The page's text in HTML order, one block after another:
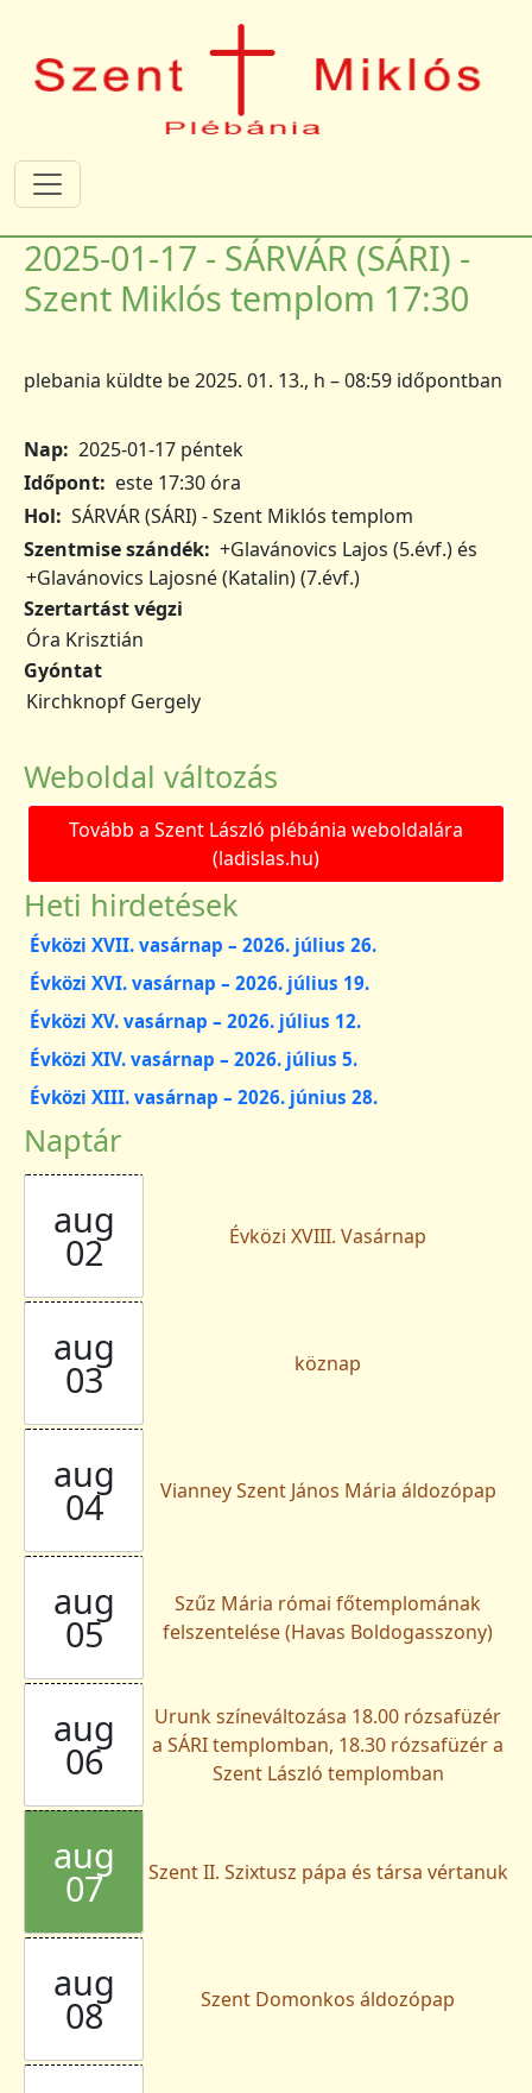
2025-01-17 - SÁRVÁR (SÁRI) -
Szent Miklós templom 17:30
plebania küldte be2025. 01. 13., h – 08:59 időpontban
Nap 2025-01-17 péntek
Időpont
este 17:30 óra
Hol
SÁRVÁR (SÁRI) - Szent Miklós templom
Szentmise szándék +Glavánovics Lajos (5.évf.) és
+Glavánovics Lajosné (Katalin) (7.évf.)
Szertartást végzi
Óra Krisztián
Gyóntat
Kirchknopf Gergely
Weboldal változás
Tovább a Szent László plébánia weboldalára
(ladislas.hu)
Heti hirdetések
Évközi XVII. vasárnap – 2026. július 26.
Évközi XVI. vasárnap – 2026. július 19.
Évközi XV. vasárnap – 2026. július 12.
Évközi XIV. vasárnap – 2026. július 5.
Évközi XIII. vasárnap – 2026. június 28.
Naptár
aug
02 Évközi XVIII. Vasárnap
aug
03 köznap
aug
04 Vianney Szent János Mária áldozópap
aug
05
Szűz Mária római főtemplomának
felszentelése (Havas Boldogasszony)
aug
06
Urunk színeváltozása 18.00 rózsafüzér
a SÁRI templomban, 18.30 rózsafüzér a
Szent László templomban
aug
07 Szent II. Szixtusz pápa és társa vértanuk
aug
08 Szent Domonkos áldozópap